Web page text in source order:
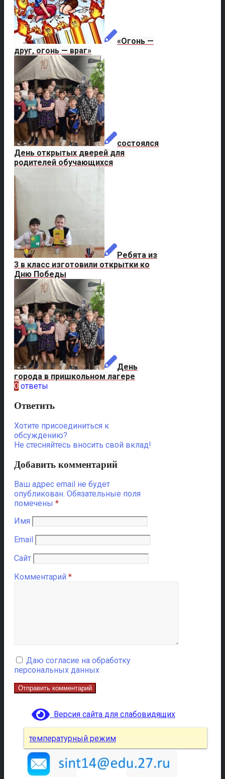
«Огонь —
друг, огонь — враг»
состоялся
День открытых дверей для
родителей обучающихся
Ребята из
3 в класс изготовили открытки ко
Дню Победы
День
города в пришкольном лагере
0 ответы
Ответить
Хотите присоединиться к
обсуждению?
Не стесняйтесь вносить свой вклад!
Добавить комментарий
Ваш адрес email не будет
опубликован. Обязательные поля
помечены *
Имя
Email
Сайт
Комментарий *
Даю согласие на обработку
персональных данных
Версия сайта для слабовидящих
температурный режим